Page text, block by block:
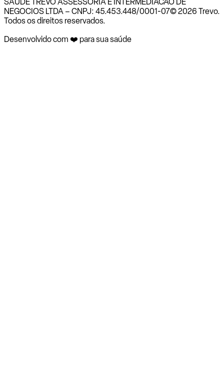
NEGOCIOS LTDA – CNPJ: 45.453.448/0001-07© 2026 Trevo.
Todos os direitos reservados.
Desenvolvido com ❤️ para sua saúde